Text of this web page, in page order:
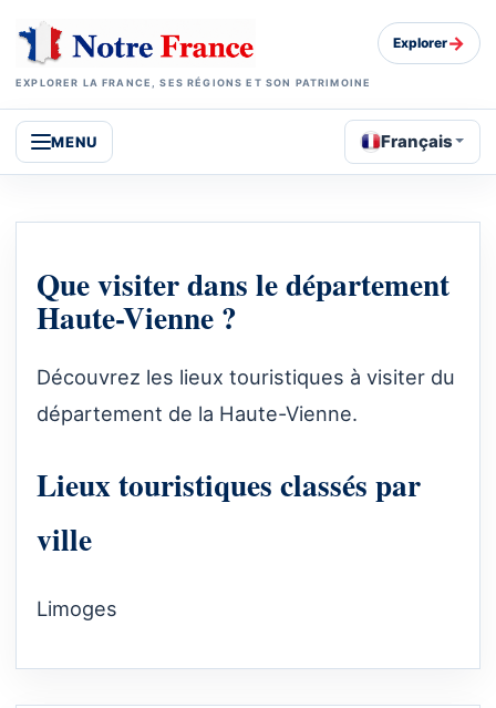
EXPLORER LA FRANCE, SES RÉGIONS ET SON PATRIMOINE
Explorer→
MENU Français
Que visiter dans le département
Haute-Vienne ?
Découvrez les lieux touristiques à visiter du
département de la Haute-Vienne.
Lieux touristiques classés par
ville
Limoges